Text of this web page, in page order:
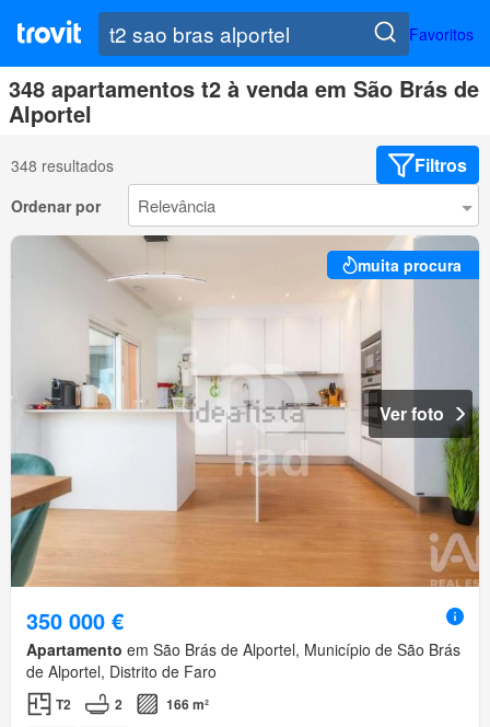
Favoritos
348 apartamentos t2 à venda em São Brás de
Alportel
348 resultados Filtros
Ordenar por
muita procura
Ver foto
350 000 €
Apartamento em São Brás de Alportel, Município de São Brás
de Alportel, Distrito de Faro
T2 2 166 m²